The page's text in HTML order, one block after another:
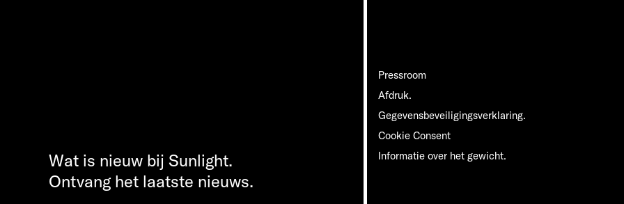
Pressroom
Afdruk.
Gegevensbeveiligingsverklaring.
Cookie Consent
Informatie over het gewicht.
Wat is nieuw bij Sunlight.
Ontvang het laatste nieuws.